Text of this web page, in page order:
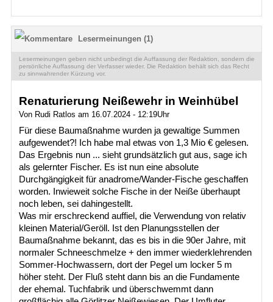
Lesermeinungen (1)
Lesermeinungen geben nicht unbedingt die Auffassung der Redaktion, sondern die
persönliche Auffassung der Verfasser wieder. Die Redaktion behält sich das Recht
zu sinnwahrender Kürzung vor.
Renaturierung Neißewehr in Weinhübel
Von Rudi Ratlos am 16.07.2024 - 12:19Uhr
Für diese Baumaßnahme wurden ja gewaltige Summen
aufgewendet?! Ich habe mal etwas von 1,3 Mio € gelesen.
Das Ergebnis nun ... sieht grundsätzlich gut aus, sage ich
als gelernter Fischer. Es ist nun eine absolute
Durchgängigkeit für anadrome/Wander-Fische geschaffen
worden. Inwieweit solche Fische in der Neiße überhaupt
noch leben, sei dahingestellt.
Was mir erschreckend auffiel, die Verwendung von relativ
kleinen Material/Geröll. Ist den Planungsstellen der
Baumaßnahme bekannt, das es bis in die 90er Jahre, mit
normaler Schneeschmelze + den immer wiederklehrenden
Sommer-Hochwassern, dort der Pegel um locker 5 m
höher steht. Der Fluß steht dann bis an die Fundamente
der ehemal. Tuchfabrik und überschwemmt dann